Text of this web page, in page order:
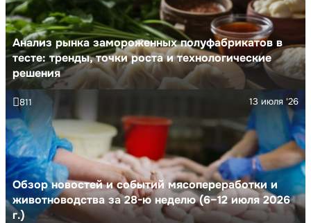
Анализ рынка замороженных полуфабрикатов в
тесте: тренды, точки роста и технологические
решения
Обзор новостей и событий мясопереработки и
животноводства за 28-ю неделю (6–12 июля 2026
г.)
13 июля '26
811